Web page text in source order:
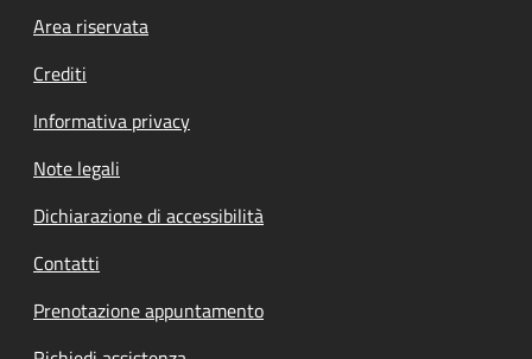
Footer menu
Area riservata
Crediti
Informativa privacy
Note legali
Dichiarazione di accessibilità
Contatti
Prenotazione appuntamento